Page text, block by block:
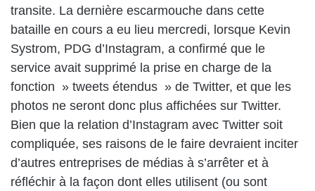
transite. La dernière escarmouche dans cette
bataille en cours a eu lieu mercredi, lorsque Kevin
Systrom, PDG d’Instagram, a confirmé que le
service avait supprimé la prise en charge de la
fonction » tweets étendus » de Twitter, et que les
photos ne seront donc plus affichées sur Twitter.
Bien que la relation d’Instagram avec Twitter soit
compliquée, ses raisons de le faire devraient inciter
d’autres entreprises de médias à s’arrêter et à
réfléchir à la façon dont elles utilisent (ou sont